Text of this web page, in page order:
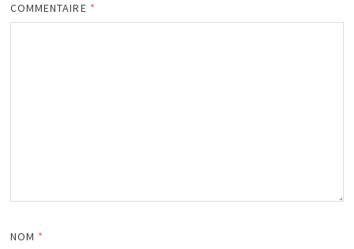
COMMENTAIRE *
NOM *